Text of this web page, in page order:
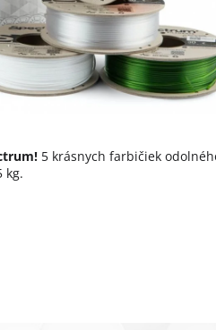
5 krásnych farbičiek
kg.